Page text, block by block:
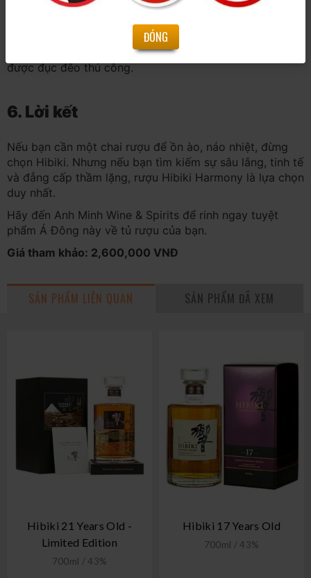
• Neat (Uống nguyên chất): Để cảm nhận trọn vẹn
hương gỗ sồi Mizunara quý hiếm.
• On The Rock: Dùng với một viên đá tròn to (Ice ball)
được đục đẽo thủ công.
6. Lời kết
Nếu bạn cần một chai rượu để ồn ào, náo nhiệt, đừng
chọn Hibiki. Nhưng nếu bạn tìm kiếm sự sâu lắng, tinh tế
và đẳng cấp thầm lặng, rượu Hibiki Harmony là lựa chọn
duy nhất.
Hãy đến Anh Minh Wine & Spirits để rinh ngay tuyệt
phẩm Á Đông này về tủ rượu của bạn.
Giá tham khảo: 2,600,000 VNĐ
SẢN PHẨM LIÊN QUAN SẢN PHẨM ĐÃ XEM
Hibiki 21 Years Old -
Limited Edition
700ml / 43%
Hibiki 17 Years Old
700ml / 43%
ĐÓNG